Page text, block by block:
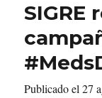
SIGRE
Publicado el 27